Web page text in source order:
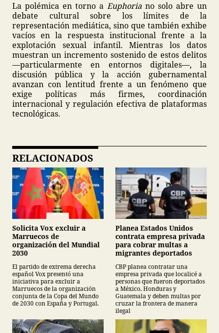
La polémica en torno a Euphoria no solo abre un
debate cultural sobre los límites de la
representación mediática, sino que también exhibe
vacíos en la respuesta institucional frente a la
explotación sexual infantil. Mientras los datos
muestran un incremento sostenido de estos delitos
—particularmente en entornos digitales—, la
discusión pública y la acción gubernamental
avanzan con lentitud frente a un fenómeno que
exige políticas más firmes, coordinación
internacional y regulación efectiva de plataformas
tecnológicas.
RELACIONADOS
Solicita Vox excluir a
Marruecos de
organización del Mundial
2030
El partido de extrema derecha
español Vox presentó una
iniciativa para excluir a
Marruecos de la organización
conjunta de la Copa del Mundo
de 2030 con España y Portugal.
Planea Estados Unidos
contrata empresa privada
para cobrar multas a
migrantes deportados
CBP planea contratar una
empresa privada que localicé a
personas que fueron deportados
a México, Honduras y
Guatemala y deben multas por
cruzar la frontera de manera
ilegal